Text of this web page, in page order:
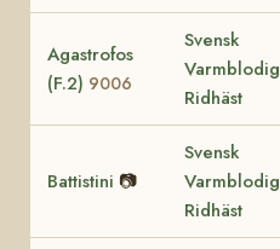
Agastrofos
(F.2) 9006
Svensk
Varmblodig
Ridhäst
Battistini 📷
Svensk
Varmblodig
Ridhäst